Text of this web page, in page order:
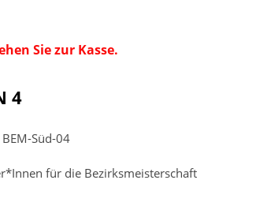
Sie zur Kasse.
4
BEM-Süd-04
für die Bezirksmeisterschaft